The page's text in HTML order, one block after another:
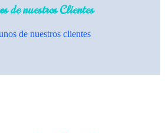
de nuestros Clientes